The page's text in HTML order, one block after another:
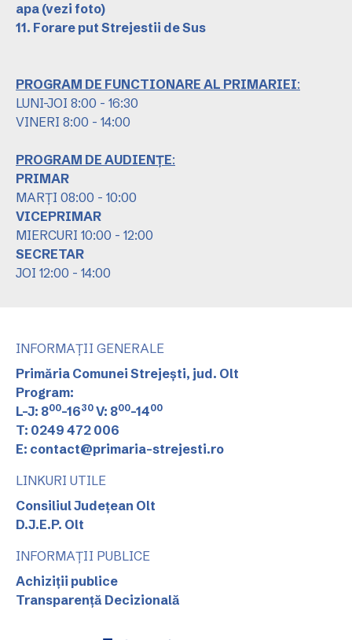
apa (vezi foto)
11. Forare put Strejestii de Sus
PROGRAM DE FUNCTIONARE AL PRIMARIEI:
LUNI-JOI 8:00 - 16:30
VINERI 8:00 - 14:00
PROGRAM DE AUDIENȚE:
PRIMAR
MARȚI 08:00 - 10:00
VICEPRIMAR
MIERCURI 10:00 - 12:00
SECRETAR
JOI 12:00 - 14:00
INFORMAȚII GENERALE
Primăria Comunei Strejești, jud. Olt
Program:
L-J: 800-1630 V: 800-1400
T: 0249 472 006
E: contact@primaria-strejesti.ro
LINKURI UTILE
Consiliul Județean Olt
D.J.E.P. Olt
INFORMAȚII PUBLICE
Achiziții publice
Transparență Decizională